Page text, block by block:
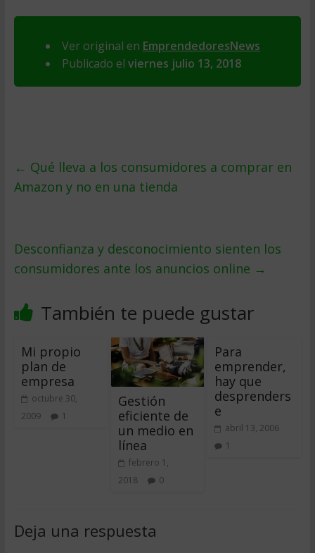
Ver original en EmprendedoresNews
Publicado el viernes julio 13, 2018
← Qué lleva a los consumidores a comprar en
Amazon y no en una tienda
Desconfianza y desconocimiento sienten los
consumidores ante los anuncios online →
También te puede gustar
Mi propio
plan de
empresa
octubre 30,
2009
1
Gestión
eficiente de
un medio en
línea
febrero 1,
2018
0
Para
emprender,
hay que
desprenders
e
abril 13, 2006
1
Deja una respuesta